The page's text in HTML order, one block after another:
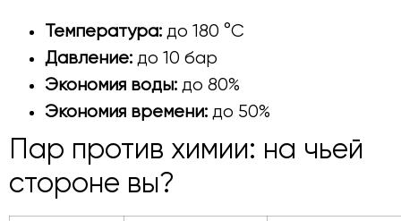
Температура: до 180 °C
Давление: до 10 бар
Экономия воды: до 80%
Экономия времени: до 50%
Пар против химии: на чьей
стороне вы?